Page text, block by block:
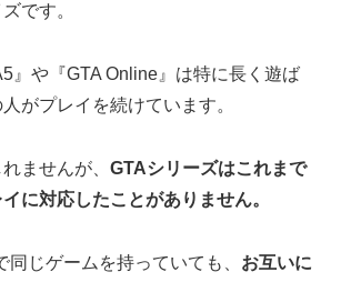
です。
』や『GTA Online』は特に長く遊ば
がプレイを続けています。
ませんが、 GTAシリーズはこれまで
に対応したことがありません。
同じゲームを持っていても、 お互いに